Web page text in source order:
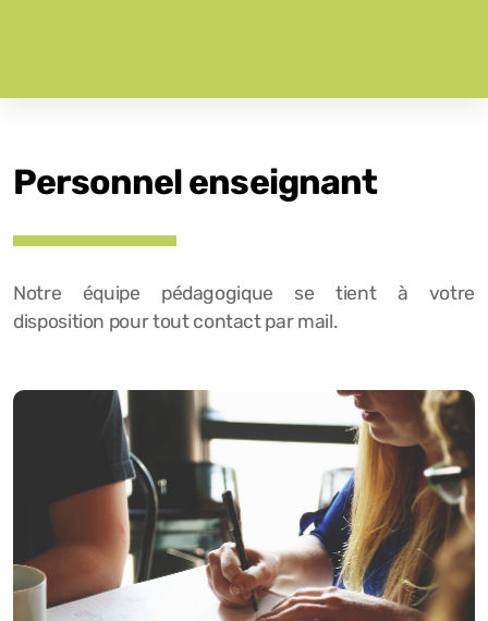
Personnel enseignant
Notre équipe pédagogique se tient à votre
disposition pour tout contact par mail.